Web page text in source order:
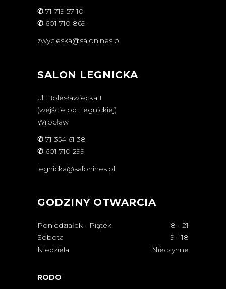
✆ 71 719 57 10
✆ 601 710 869
zwycieska@salonines.pl
SALON LEGNICKA
ul. Bolesławiecka 1
(wejście od Legnickiej)
Wrocław
✆ 71 354 61 38
✆ 601 710 299
legnicka@salonines.pl
GODZINY OTWARCIA
Poniedziałek - Piątek 8 - 21
Sobota
9 - 18
Niedziela
Nieczynne
RODO